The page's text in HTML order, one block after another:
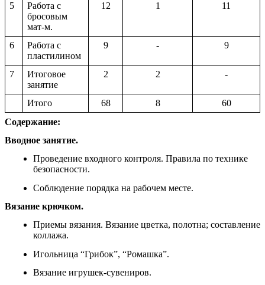
5
Работа с
бросовым
мат-м.
12 1 11
6
Работа с
пластилином
9 - 9
7
Итоговое
занятие
2 2 -
Итого 68 8
60
Содержание:
Вводное занятие.
Проведение входного контроля. Правила по технике
безопасности.
Соблюдение порядка на рабочем месте.
Вязание крючком.
Приемы вязания. Вязание цветка, полотна; составление
коллажа.
Игольница “Грибок”, “Ромашка”.
Вязание игрушек-сувениров.